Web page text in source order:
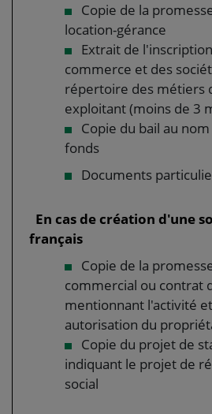
Copie de la
location-gérance
Extrait de
commerce et des
répertoire des métiers
exploitant (moins de 3
Copie du bail au
fonds
Documents
En cas de création d'une
français
Copie de la
commercial ou contrat
mentionnant l'activité
autorisation du
Copie du projet de
indiquant le projet de
social